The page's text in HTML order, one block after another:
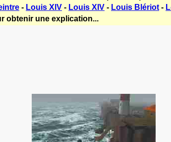
- Louis XlV - Louis XIV - Louis Blériot -
obtenir une explication...